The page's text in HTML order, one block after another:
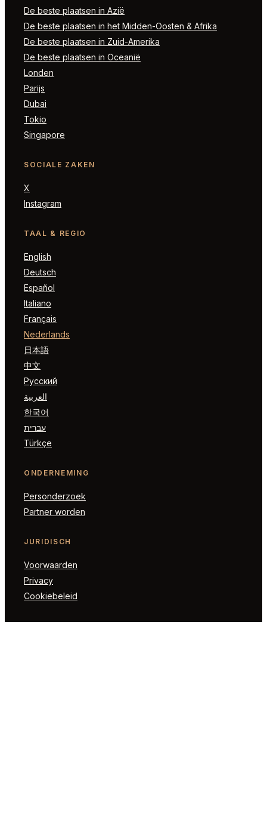
De beste plaatsen in Azië
De beste plaatsen in het Midden-Oosten & Afrika
De beste plaatsen in Zuid-Amerika
De beste plaatsen in Oceanië
Londen
Parijs
Dubai
Tokio
Singapore
SOCIALE ZAKEN
X
Instagram
TAAL & REGIO
English
Deutsch
Español
Italiano
Français
Nederlands
日本語
中文
Русский
العربية
한국어
עברית
Türkçe
ONDERNEMING
Personderzoek
Partner worden
JURIDISCH
Voorwaarden
Privacy
Cookiebeleid